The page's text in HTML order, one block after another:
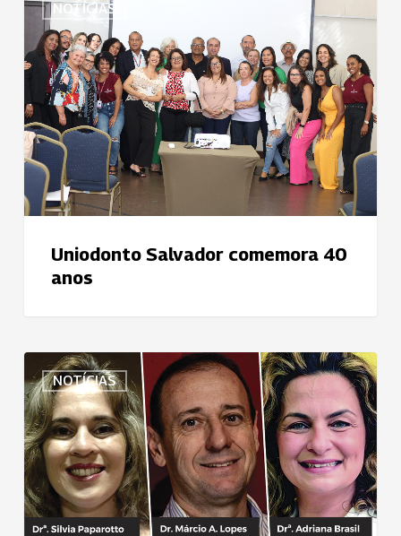
NOTÍCIAS
Salvador
comemora
40
anos
Uniodonto Salvador comemora 40
anos
NOTÍCIAS
Uniodonto
Piracicaba
realiza
Semana
de
Prevenção
ao
Câncer